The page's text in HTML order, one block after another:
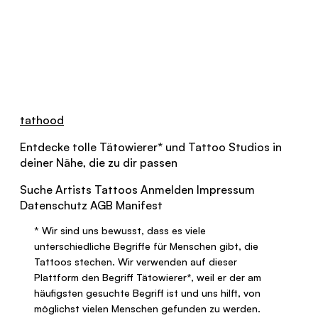
tathood
Entdecke tolle Tätowierer* und Tattoo Studios in
deiner Nähe, die zu dir passen
Suche Artists Tattoos Anmelden Impressum
Datenschutz AGB Manifest
* Wir sind uns bewusst, dass es viele
unterschiedliche Begriffe für Menschen gibt, die
Tattoos stechen. Wir verwenden auf dieser
Plattform den Begriff Tätowierer*, weil er der am
häufigsten gesuchte Begriff ist und uns hilft, von
möglichst vielen Menschen gefunden zu werden.